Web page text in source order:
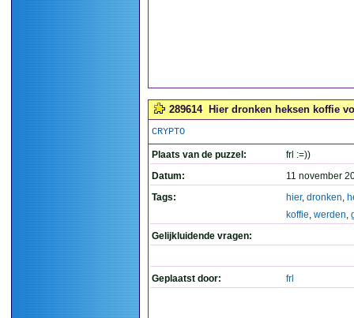
289614 Hier dronken heksen koffie
CRYPTO
Plaats van de puzzel:
frl :=))
Datum:
11 november
Tags:
hier, dronken,
koffie, werden,
Gelijkluidende vragen:
Geplaatst door: frl